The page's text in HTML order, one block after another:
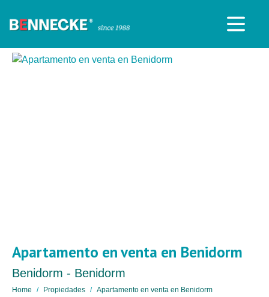
Apartamento en venta en Benidorm
Benidorm - Benidorm
Home Propiedades Apartamento en venta en Benidorm